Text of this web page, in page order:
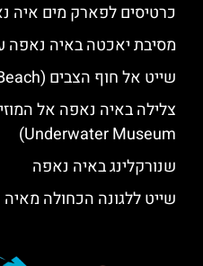
כרטיסים לפארק מים איה
מסיבת יאכטה באיה נאפה עם
שייט אל חוף הצבים (Turtle Beach) מאיה נאפה
Underwater Museum)
שנורקלינג באיה נאפה
שייט ללגונה הכחולה